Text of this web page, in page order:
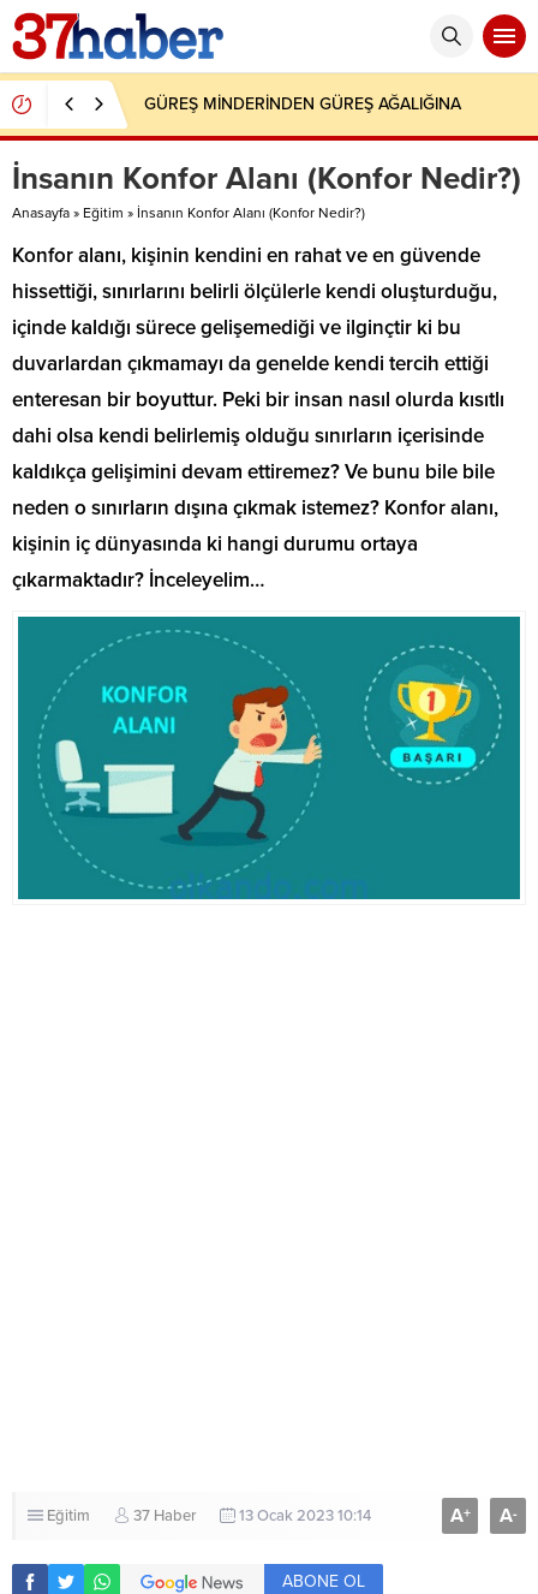
GÜREŞ MİNDERİNDEN GÜREŞ AĞALIĞINA
İnsanın Konfor Alanı (Konfor Nedir?)
Anasayfa » Eğitim » İnsanın Konfor Alanı (Konfor Nedir?)
Konfor alanı, kişinin kendini en rahat ve en güvende
hissettiği, sınırlarını belirli ölçülerle kendi oluşturduğu,
içinde kaldığı sürece gelişemediği ve ilginçtir ki bu
duvarlardan çıkmamayı da genelde kendi tercih ettiği
enteresan bir boyuttur. Peki bir insan nasıl olurda kısıtlı
dahi olsa kendi belirlemiş olduğu sınırların içerisinde
kaldıkça gelişimini devam ettiremez? Ve bunu bile bile
neden o sınırların dışına çıkmak istemez? Konfor alanı,
kişinin iç dünyasında ki hangi durumu ortaya
çıkarmaktadır? İnceleyelim…
Eğitim 37 Haber 13 Ocak 2023 10:14 A+ A-
ABONE OL